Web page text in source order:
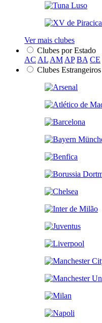
Ver mais clubes
Clubes por Estado
AC AL AM AP BA CE
Clubes Estrangeiros